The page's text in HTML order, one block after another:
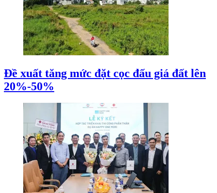
Đề xuất tăng mức đặt cọc đấu giá đất lên
20%-50%